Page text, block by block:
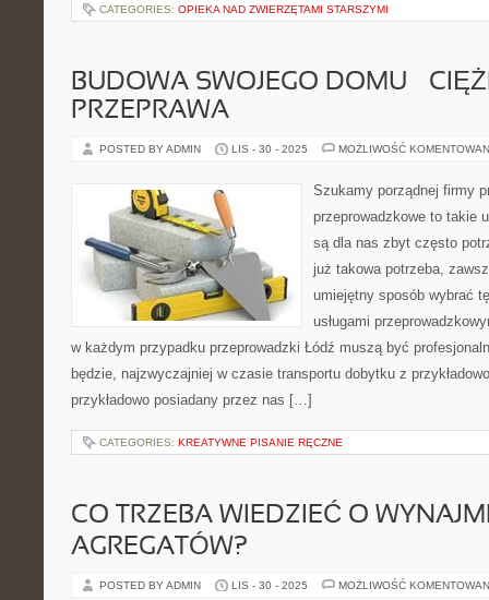
CATEGORIES: OPIEKA NAD ZWIERZĘTAMI STARSZYMI
BUDOWA SWOJEGO DOMU –
PRZEPRAWA
POSTED BY ADMIN LIS - 30 - 2025 MOŻLIWOŚĆ
Szukamy porządnej firmy
przeprowadzkowe to takie
są dla nas zbyt często
już takowa potrzeba,
umiejętny sposób wybrać
usługami
w każdym przypadku przeprowadzki Łódź muszą być
będzie, najzwyczajniej w czasie transportu dobytku z
przykładowo posiadany przez nas […]
CATEGORIES: KREATYWNE PISANIE RĘCZNE
CO TRZEBA WIEDZIEĆ O
AGREGATÓW?
POSTED BY ADMIN LIS - 30 - 2025 MOŻLIWOŚĆ